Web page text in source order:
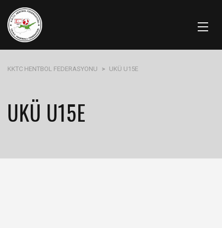
KKTC HENTBOL FEDERASYONU > UKÜ U15E
UKÜ U15E